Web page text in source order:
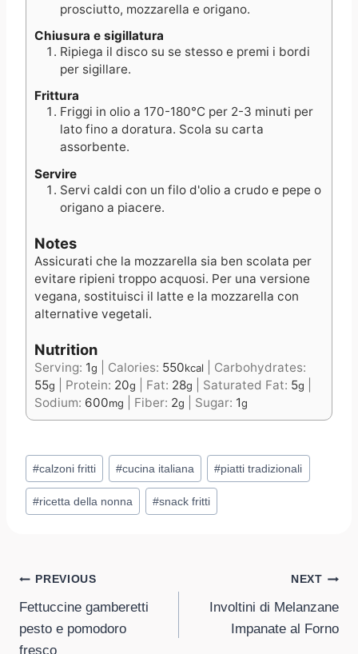
prosciutto, mozzarella e origano.
Chiusura e sigillatura
Ripiega il disco su se stesso e premi i bordi
per sigillare.
Frittura
Friggi in olio a 170-180°C per 2-3 minuti per
lato fino a doratura. Scola su carta
assorbente.
Servire
Servi caldi con un filo d'olio a crudo e pepe o
origano a piacere.
Notes
Assicurati che la mozzarella sia ben scolata per
evitare ripieni troppo acquosi. Per una versione
vegana, sostituisci il latte e la mozzarella con
alternative vegetali.
Nutrition
Serving: 1g Calories: 550kcal
Carbohydrates:
55g Protein: 20g Fat: 28g Saturated Fat: 5g
Sodium: 600mg Fiber: 2g Sugar: 1g
Post
Tags:
#calzoni fritti #cucina italiana #piatti tradizionali
#ricetta della nonna #snack fritti
Post
navigation
PREVIOUS
Fettuccine gamberetti
pesto e pomodoro
fresco
NEXT
Involtini di Melanzane
Impanate al Forno